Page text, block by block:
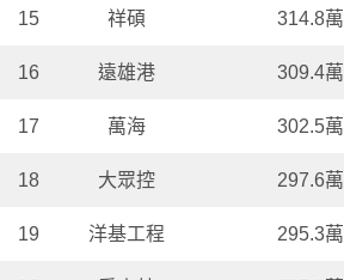
15 祥碩 314.8萬
16 遠雄港 309.4萬
17 萬海 302.5萬
18 大眾控 297.6萬
19 洋基工程 295.3萬